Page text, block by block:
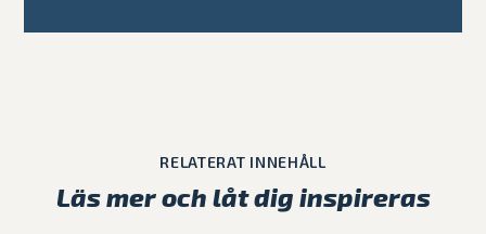
RELATERAT INNEHÅLL
Läs mer och låt dig inspireras